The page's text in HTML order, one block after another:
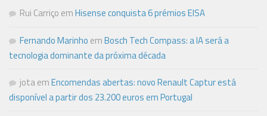
Rui Carriço emHisense conquista 6 prémios EISA
Fernando Marinho emBosch Tech Compass: a IA será a
tecnologia dominante da próxima década
jotaemEncomendas abertas: novo Renault Captur está
disponível a partir dos 23.200 euros em Portugal